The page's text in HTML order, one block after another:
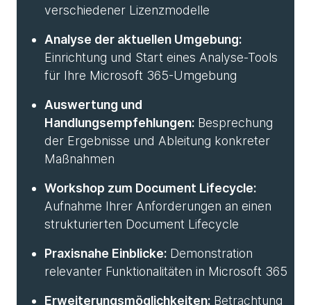
verschiedener Lizenzmodelle
Analyse der aktuellen Umgebung:
Einrichtung und Start eines Analyse-Tools
für Ihre Microsoft 365-Umgebung
Auswertung und
Handlungsempfehlungen: Besprechung
der Ergebnisse und Ableitung konkreter
Maßnahmen
Workshop zum Document Lifecycle:
Aufnahme Ihrer Anforderungen an einen
strukturierten Document Lifecycle
Praxisnahe Einblicke: Demonstration
relevanter Funktionalitäten in Microsoft 365
Erweiterungsmöglichkeiten: Betrachtung